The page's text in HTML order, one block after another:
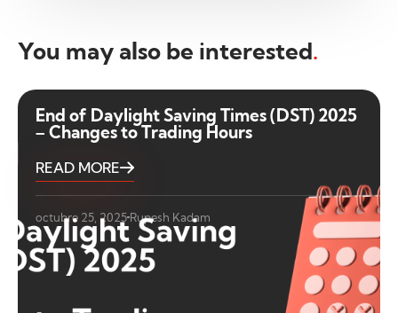
You may also be interested.
End of Daylight Saving Times (DST) 2025
– Changes to Trading Hours
READ MORE
octubre 25, 2025 Rupesh Kadam